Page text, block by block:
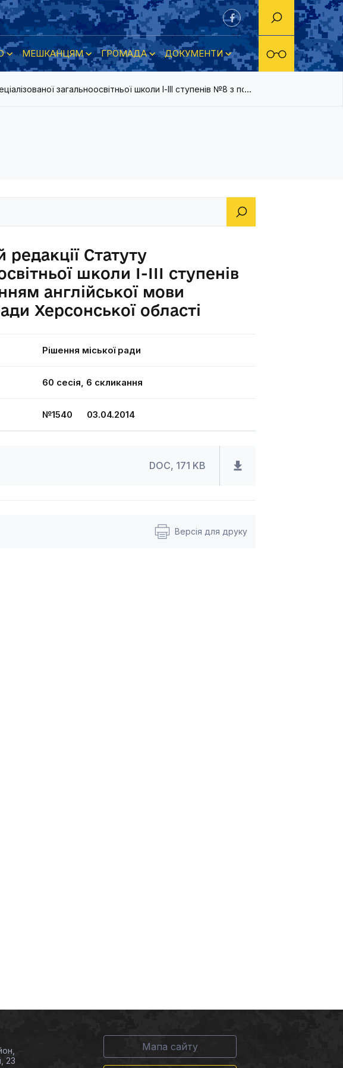
МЕШКАНЦЯМ ГРОМАДА ДОКУМЕНТИ
загальноосвітньої школи І-ІІІ ступенів №8 з поглибленим
Статуту
школи І-ІІІ ступенів
англійської мови
Херсонської області
Рішення міської ради
60 сесія, 6 скликання
№1540 03.04.2014
DOC, 171 KB
Версія для друку
23
Мапа сайту